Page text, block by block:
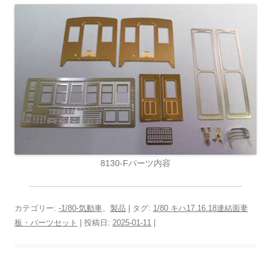
8130-Fパーツ内容
カテゴリー: -1/80-気動車、 製品 | タグ: 1/80 キハ17.16.18連結面妻
板・パーツセット
| 投稿日: 2025-01-11